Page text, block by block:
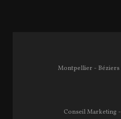
Montpellier - Béziers
Conseil Marketing -